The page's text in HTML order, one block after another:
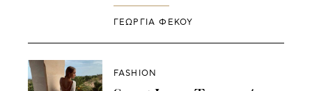
ΓΕΩΡΓΙΑ ΦΕΚΟΥ
FASHION